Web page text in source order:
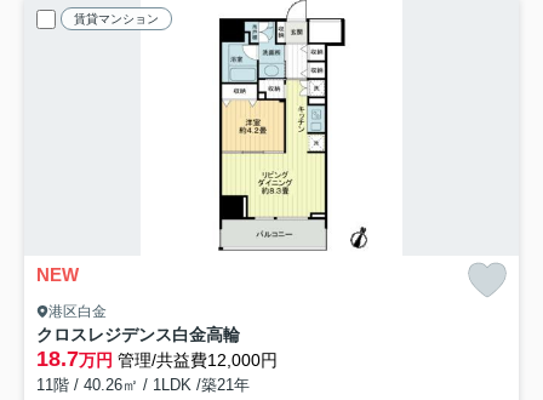
賃貸マンション
NEW
港区白金
クロスレジデンス白金高輪
18.7万円 管理/共益費12,000円
11階 / 40.26㎡ / 1LDK /築21年